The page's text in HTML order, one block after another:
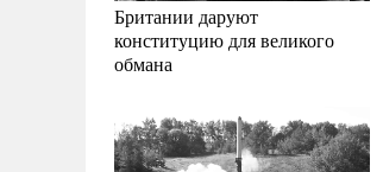
Британии даруют
конституцию для великого
обмана